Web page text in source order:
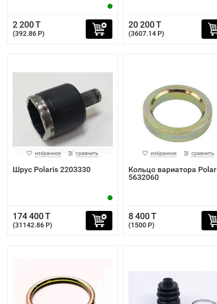
2 200 T
(392.86 P)
20 200 T
(3607.14 P)
избранное сравнить
Шрус Polaris 2203330
174 400 T
(31142.86 P)
избранное сравнить
Кольцо вариатора
5632060
8 400 T
(1500 P)